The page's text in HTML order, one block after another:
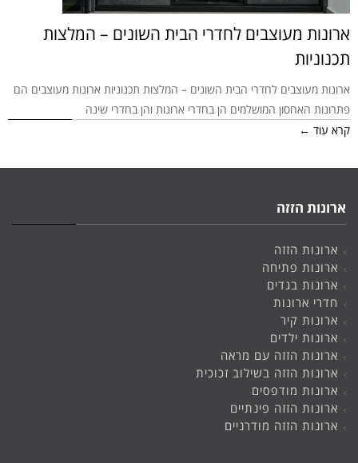
ארונות מעוצבים לחדרי הבית השונים – המלצות
תכנוניות
ארונות מעוצבים לחדרי הבית השונים – המלצות תכנוניות ארונות מעוצבים הם
פתרונות האחסון המושלמים הן בחדרי ארונות והן בחדרי שינה
קרא עוד ←
ארונות הזזה
ארונות הזזה
ארונות פתיחה
ארונות בגדים
חדרי ארונות
ארונות קיר
ארונות ילדים
ארונות הזזה עם מראה
ארונות הזזה בשילוב זכוכית
ארונות מודפסים
ארונות הזזה פינתיים
ארונות הזזה מודרניים